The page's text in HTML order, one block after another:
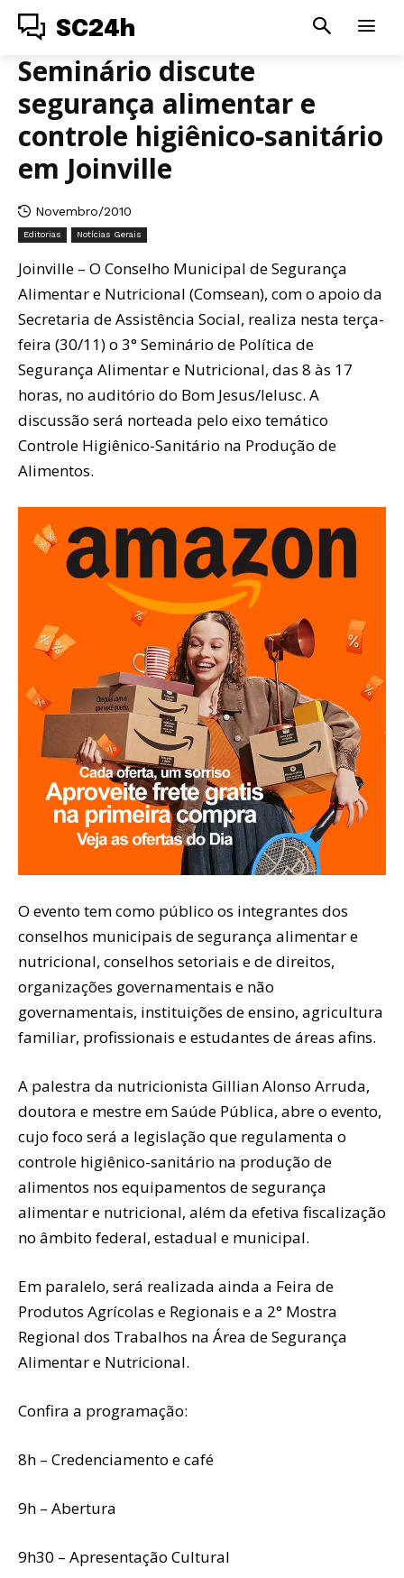
SC24h
Seminário discute
segurança alimentar e
controle higiênico-sanitário
em Joinville
Novembro/2010
Editorias Notícias Gerais
Joinville – O Conselho Municipal de Segurança
Alimentar e Nutricional (Comsean), com o apoio da
Secretaria de Assistência Social, realiza nesta terça-
feira (30/11) o 3° Seminário de Política de
Segurança Alimentar e Nutricional, das 8 às 17
horas, no auditório do Bom Jesus/Ielusc. A
discussão será norteada pelo eixo temático
Controle Higiênico-Sanitário na Produção de
Alimentos.
O evento tem como público os integrantes dos
conselhos municipais de segurança alimentar e
nutricional, conselhos setoriais e de direitos,
organizações governamentais e não
governamentais, instituições de ensino, agricultura
familiar, profissionais e estudantes de áreas afins.
A palestra da nutricionista Gillian Alonso Arruda,
doutora e mestre em Saúde Pública, abre o evento,
cujo foco será a legislação que regulamenta o
controle higiênico-sanitário na produção de
alimentos nos equipamentos de segurança
alimentar e nutricional, além da efetiva fiscalização
no âmbito federal, estadual e municipal.
Em paralelo, será realizada ainda a Feira de
Produtos Agrícolas e Regionais e a 2° Mostra
Regional dos Trabalhos na Área de Segurança
Alimentar e Nutricional.
Confira a programação:
8h – Credenciamento e café
9h – Abertura
9h30 – Apresentação Cultural